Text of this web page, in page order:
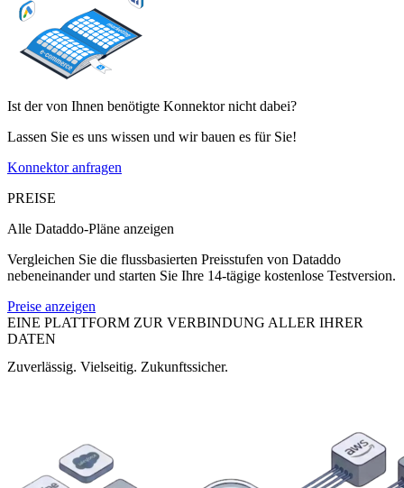
Ist der von Ihnen benötigte Konnektor nicht dabei?
Lassen Sie es uns wissen und wir bauen es für Sie!
Konnektor anfragen
PREISE
Alle Dataddo-Pläne anzeigen
Vergleichen Sie die flussbasierten Preisstufen von Dataddo
nebeneinander und starten Sie Ihre 14-tägige kostenlose Testversion.
Preise anzeigen
EINE PLATTFORM ZUR VERBINDUNG ALLER IHRER
DATEN
Zuverlässig. Vielseitig. Zukunftssicher.